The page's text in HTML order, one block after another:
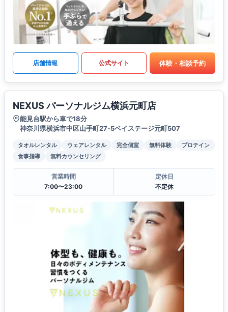
店舗情報 公式サイト 体験・相談予約
NEXUS パーソナルジム横浜元町店
能見台駅から車で18分
神奈川県横浜市中区山手町27‐5ベイステージ元町507
タオルレンタル ウェアレンタル 完全個室 無料体験
プロテイン
食事指導
無料カウンセリング
営業時間
7:00〜23:00
定休日
不定休